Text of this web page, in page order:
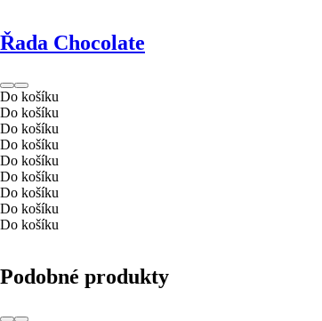
Řada Chocolate
Do košíku
Do košíku
Do košíku
Do košíku
Do košíku
Do košíku
Do košíku
Do košíku
Do košíku
Podobné produkty